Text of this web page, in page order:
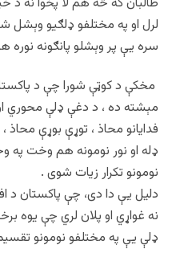
لرل او په مختلفو ډلګیو وېشل
سره یې پر وېشلو پانګونه
مخکې د کوټې شورا چې د
مېشته ده ، د دغې ډلې محوري
فدایانو محاذ ، توړې بوړې محاذ
ډله او نور نومونه هم وخت
نومونو تکرار زیات شوی .
دلیل یې دا دی، چې پاکستان د
نه غواړي او پلان لري چې یوه
ډلې یې په مختلفو نومونو